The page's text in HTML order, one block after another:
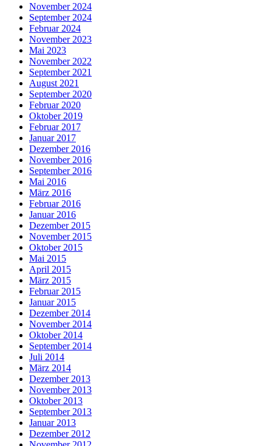
November 2024
September 2024
Februar 2024
November 2023
Mai 2023
November 2022
September 2021
August 2021
September 2020
Februar 2020
Oktober 2019
Februar 2017
Januar 2017
Dezember 2016
November 2016
September 2016
Mai 2016
März 2016
Februar 2016
Januar 2016
Dezember 2015
November 2015
Oktober 2015
Mai 2015
April 2015
März 2015
Februar 2015
Januar 2015
Dezember 2014
November 2014
Oktober 2014
September 2014
Juli 2014
März 2014
Dezember 2013
November 2013
Oktober 2013
September 2013
Januar 2013
Dezember 2012